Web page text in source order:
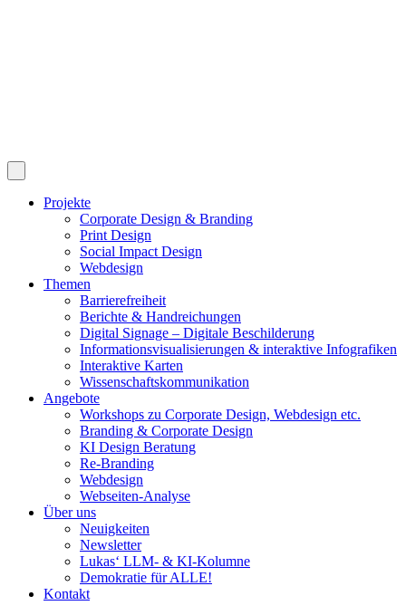
Projekte
Corporate Design & Branding
Print Design
Social Impact Design
Webdesign
Themen
Barrierefreiheit
Berichte & Handreichungen
Digital Signage – Digitale Beschilderung
Informationsvisualisierungen & interaktive Infografiken
Interaktive Karten
Wissenschaftskommunikation
Angebote
Workshops zu Corporate Design, Webdesign etc.
Branding & Corporate Design
KI Design Beratung
Re-Branding
Webdesign
Webseiten-Analyse
Über uns
Neuigkeiten
Newsletter
Lukas‘ LLM- & KI-Kolumne
Demokratie für ALLE!
Kontakt